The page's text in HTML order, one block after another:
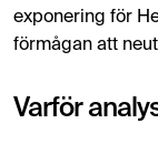
exponering för
förmågan att
Varför